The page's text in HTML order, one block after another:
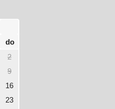
do
2
9
16
23